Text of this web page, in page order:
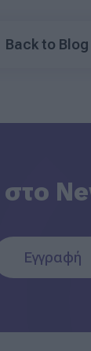
Back to
Εγγραφή